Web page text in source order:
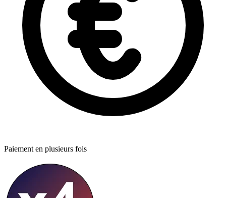
Paiement en plusieurs fois